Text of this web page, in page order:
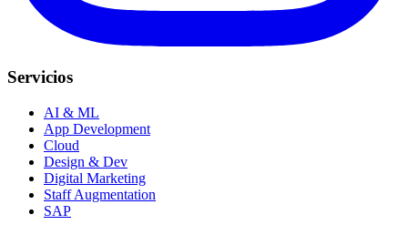
Servicios
AI & ML
App Development
Cloud
Design & Dev
Digital Marketing
Staff Augmentation
SAP